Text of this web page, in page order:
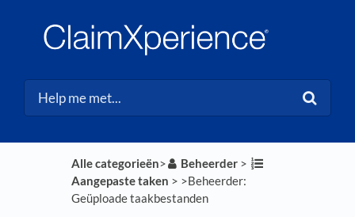
Alle categorieën​>​ ​Beheerder​ > ​
Aangepaste taken ​ > ​ ​>​ Beheerder:
Geüploade taakbestanden